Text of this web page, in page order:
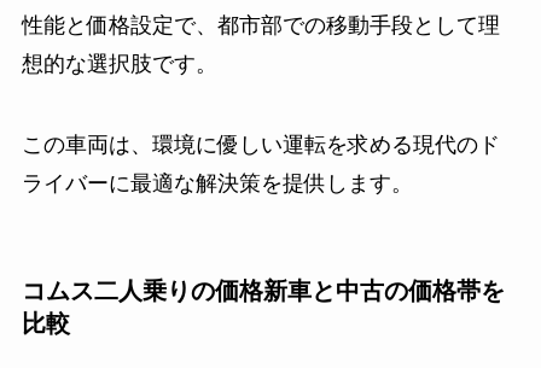
性能と価格設定で、都市部での移動手段として理
想的な選択肢です。
この車両は、環境に優しい運転を求める現代のド
ライバーに最適な解決策を提供します。
コムス二人乗りの価格新車と中古の価格帯を
比較